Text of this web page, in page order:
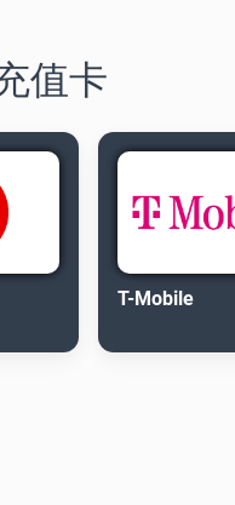
值卡
T-Mobile